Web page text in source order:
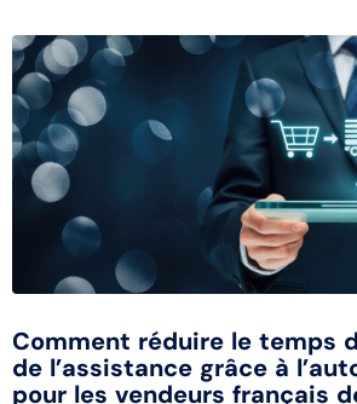
Comment réduire le temps
de l’assistance grâce à
pour les vendeurs français